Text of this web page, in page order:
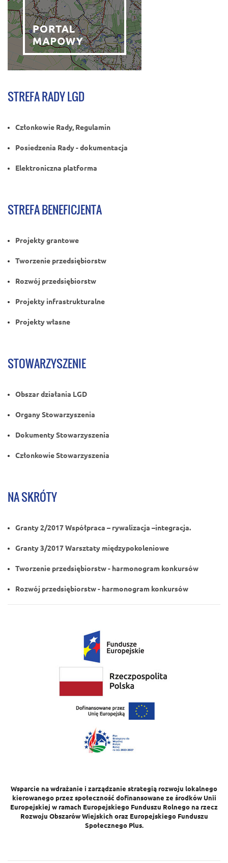
STREFA RADY LGD
Członkowie Rady, Regulamin
Posiedzenia Rady - dokumentacja
Elektroniczna platforma
STREFA BENEFICJENTA
Projekty grantowe
Tworzenie przedsiębiorstw
Rozwój przedsiębiorstw
Projekty infrastrukturalne
Projekty własne
STOWARZYSZENIE
Obszar działania LGD
Organy Stowarzyszenia
Dokumenty Stowarzyszenia
Członkowie Stowarzyszenia
NA SKRÓTY
Granty 2/2017 Współpraca – rywalizacja –integracja.
Granty 3/2017 Warsztaty międzypokoleniowe
Tworzenie przedsiębiorstw - harmonogram konkursów
Rozwój przedsiębiorstw - harmonogram konkursów
Wsparcie na wdrażanie i zarządzanie strategią rozwoju lokalnego
kierowanego przez społeczność dofinansowane ze środków Unii
Europejskiej w ramach Europejskiego Funduszu Rolnego na rzecz
Rozwoju Obszarów Wiejskich oraz Europejskiego Funduszu
Społecznego Plus.